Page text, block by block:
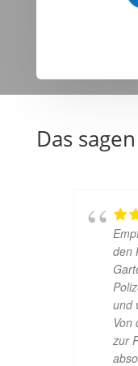
Das
den
und
Von
zur